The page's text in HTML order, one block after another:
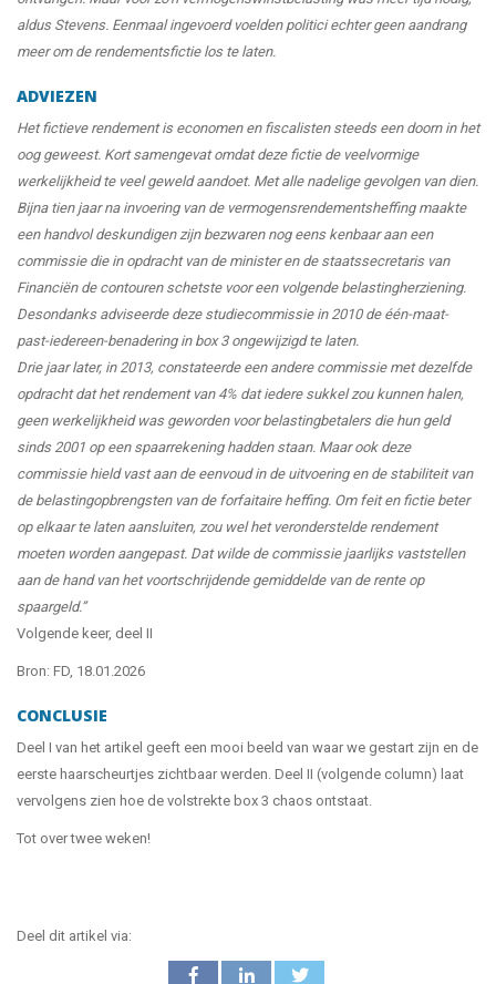
aldus Stevens. Eenmaal ingevoerd voelden politici echter geen aandrang
meer om de rendementsfictie los te laten.
ADVIEZEN
Het fictieve rendement is economen en fiscalisten steeds een doorn in het
oog geweest. Kort samengevat omdat deze fictie de veelvormige
werkelijkheid te veel geweld aandoet. Met alle nadelige gevolgen van dien.
Bijna tien jaar na invoering van de vermogensrendementsheffing maakte
een handvol deskundigen zijn bezwaren nog eens kenbaar aan een
commissie die in opdracht van de minister en de staatssecretaris van
Financiën de contouren schetste voor een volgende belastingherziening.
Desondanks adviseerde deze studiecommissie in 2010 de één-maat-
past-iedereen-benadering in box 3 ongewijzigd te laten.
Drie jaar later, in 2013, constateerde een andere commissie met dezelfde
opdracht dat het rendement van 4% dat iedere sukkel zou kunnen halen,
geen werkelijkheid was geworden voor belastingbetalers die hun geld
sinds 2001 op een spaarrekening hadden staan. Maar ook deze
commissie hield vast aan de eenvoud in de uitvoering en de stabiliteit van
de belastingopbrengsten van de forfaitaire heffing. Om feit en fictie beter
op elkaar te laten aansluiten, zou wel het veronderstelde rendement
moeten worden aangepast. Dat wilde de commissie jaarlijks vaststellen
aan de hand van het voortschrijdende gemiddelde van de rente op
spaargeld.”
Volgende keer, deel II
Bron: FD, 18.01.2026
CONCLUSIE
Deel I van het artikel geeft een mooi beeld van waar we gestart zijn en de
eerste haarscheurtjes zichtbaar werden. Deel II (volgende column) laat
vervolgens zien hoe de volstrekte box 3 chaos ontstaat.
Tot over twee weken!
Deel dit artikel via: